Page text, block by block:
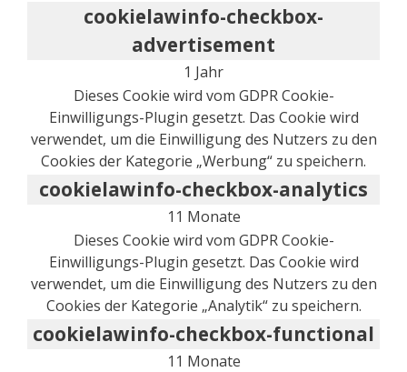
cookielawinfo-checkbox-
advertisement
1 Jahr
Dieses Cookie wird vom GDPR Cookie-
Einwilligungs-Plugin gesetzt. Das Cookie wird
verwendet, um die Einwilligung des Nutzers zu den
Cookies der Kategorie „Werbung“ zu speichern.
cookielawinfo-checkbox-analytics
11 Monate
Dieses Cookie wird vom GDPR Cookie-
Einwilligungs-Plugin gesetzt. Das Cookie wird
verwendet, um die Einwilligung des Nutzers zu den
Cookies der Kategorie „Analytik“ zu speichern.
cookielawinfo-checkbox-functional
11 Monate